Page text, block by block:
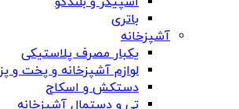
باتری
آشپزخانه
یکبار مصرف پلاستیکی
لوازم آشپزخانه و پخت و پز
دستکش و اسکاج
تی و دستمال آشپزخانه